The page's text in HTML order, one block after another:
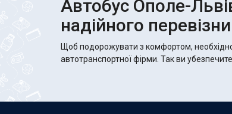
Автобус Ополе-
надійного
Щоб подорожувати з комфортом,
автотранспортної фірми. Так ви